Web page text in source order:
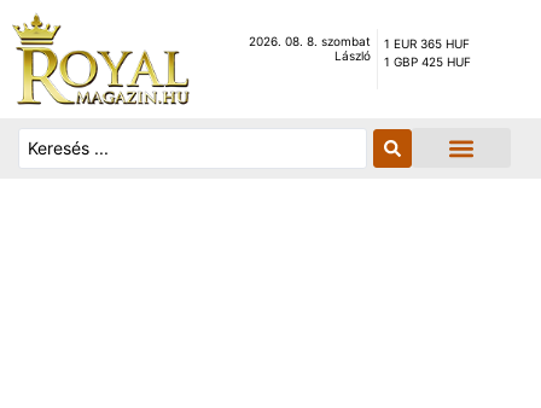
2026. 08. 8. szombat
László
1 EUR 365 HUF
1 GBP 425 HUF